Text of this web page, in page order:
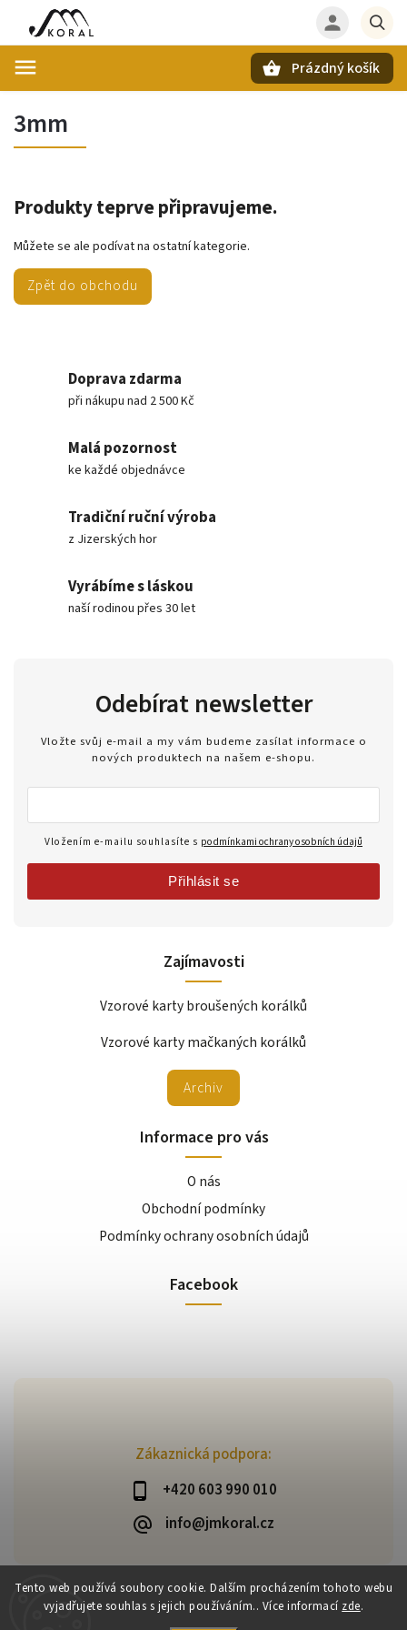
Tento web používá soubory cookie. Dalším procházením tohoto webu
vyjadřujete souhlas s jejich používáním.. Více informací zde.
Prázdný košík
3mm
Produkty teprve připravujeme.
Můžete se ale podívat na ostatní kategorie.
Zpět do obchodu
Doprava zdarma
při nákupu nad 2 500 Kč
Malá pozornost
ke každé objednávce
Tradiční ruční výroba
z Jizerských hor
Vyrábíme s láskou
naší rodinou přes 30 let
Zákaznická podpora:
+420 603 990 010
info@jmkoral.cz
Zajímavosti
Vzorové karty broušených korálků
Vzorové karty mačkaných korálků
Archiv
Odebírat newsletter
Vložte svůj e-mail a my vám budeme zasílat informace o
nových produktech na našem e-shopu.
Vložením e-mailu souhlasíte s podmínkami ochrany osobních údajů
Přihlásit se
Informace pro vás
O nás
Obchodní podmínky
Podmínky ochrany osobních údajů
Facebook
Copyright 2026ESHOP JM KORAL. Všechna práva vyhrazena.